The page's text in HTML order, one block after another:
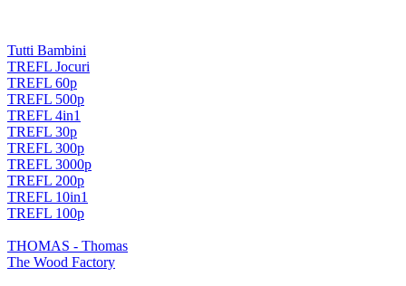
Tutti Bambini
TREFL Jocuri
TREFL 60p
TREFL 500p
TREFL 4in1
TREFL 30p
TREFL 300p
TREFL 3000p
TREFL 200p
TREFL 10in1
TREFL 100p
THOMAS - Thomas
The Wood Factory